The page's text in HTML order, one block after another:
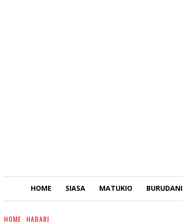
HOME SIASA MATUKIO BURUDANI
HOME HABARI